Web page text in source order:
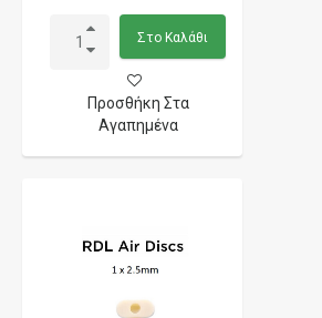
Στο Καλάθι
Προσθήκη Στα
Αγαπημένα